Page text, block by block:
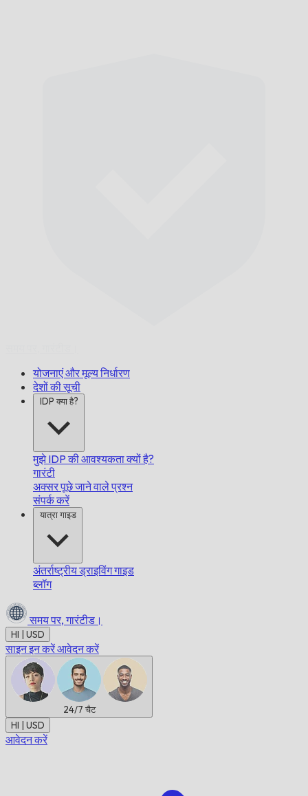
योजनाएं और मूल्य निर्धारण
देशों की सूची
IDP क्या है?
मुझे IDP की आवश्यकता क्यों है?
गारंटी
अक्सर पूछे जाने वाले प्रश्न
संपर्क करें
यात्रा गाइड
अंतर्राष्ट्रीय ड्राइविंग गाइड
ब्लॉग
समय पर, गारंटीड।
HI | USD
साइन इन करेंआवेदन करें
24/7 चैट
HI | USD
आवेदन करें